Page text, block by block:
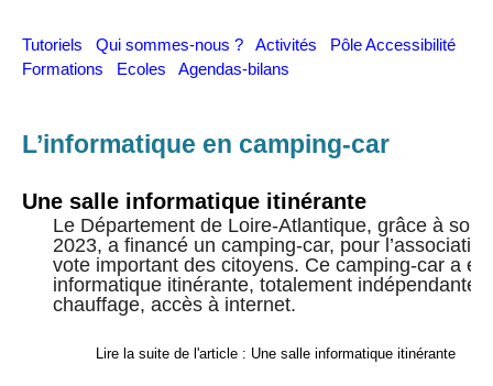
Tutoriels Qui sommes-nous ? Activités Pôle Accessibilité
Formations Ecoles Agendas-bilans
L’informatique en camping-car
Une salle informatique itinérante
Le Département de Loire-Atlantique, grâce à son
2023, a financé un camping-car, pour
vote important des citoyens. Ce camping-car a
informatique itinérante, totalement indépendante
chauffage, accès à internet.
Lire la suite de l'article : Une salle informatique itinérante